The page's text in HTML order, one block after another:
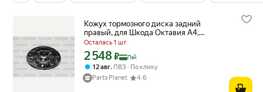
Кожух тормозного диска задний
правый, для Шкода Октавия А4,
Румстер, Фольксваген Джетта, Поло
Осталась 1 шт
Цена с картой Яндекс Пэй 2548 ₽ вместо
2 548₽ Пэй
12 авг, ПВЗ
По клику
Parts Planet
4.6